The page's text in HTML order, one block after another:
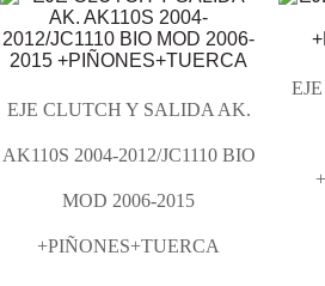
EJE CLUTCH Y SALIDA AK.
AK110S 2004-2012/JC1110 BIO
MOD 2006-2015
+PIÑONES+TUERCA